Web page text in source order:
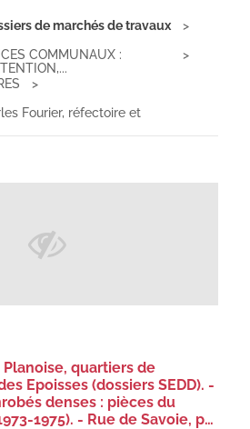
de marchés de travaux
COMMUNAUX :
Fourier, réfectoire et
quartiers de
Epoisses (dossiers SEDD). -
denses : pièces du
1975). - Rue de Savoie, p…